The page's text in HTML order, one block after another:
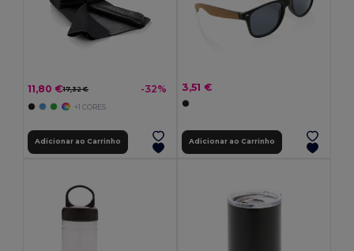
11,80 €17,32 € -32%
+1 CORES
Adicionar ao Carrinho
3,51 €
Adicionar ao Carrinho